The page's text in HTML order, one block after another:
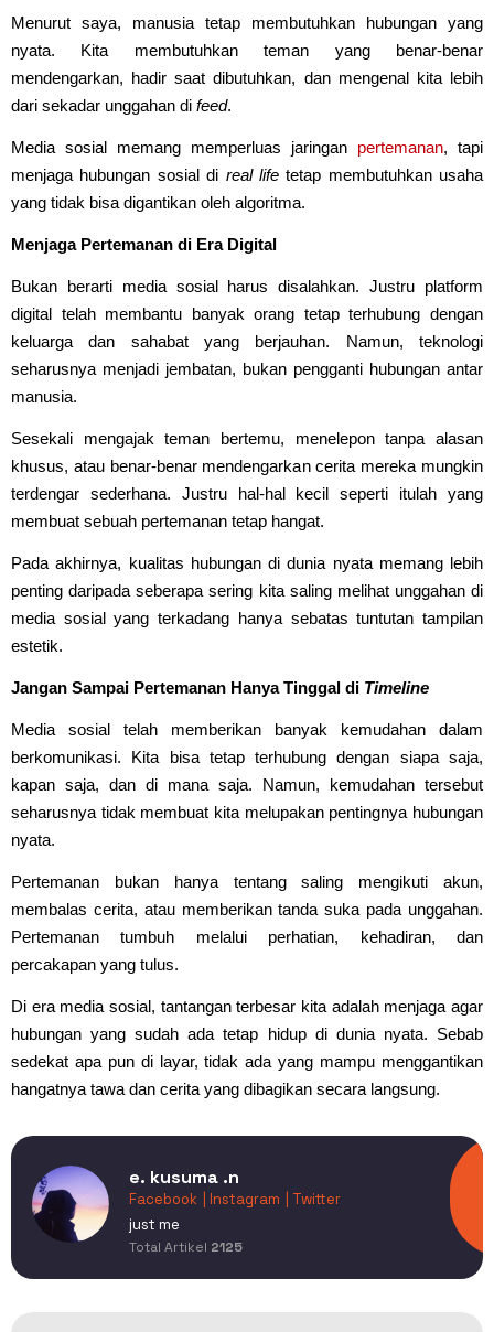
Menurut saya, manusia tetap membutuhkan hubungan yang
nyata. Kita membutuhkan teman yang benar-benar
mendengarkan, hadir saat dibutuhkan, dan mengenal kita lebih
dari sekadar unggahan di feed.
Media sosial memang memperluas jaringan pertemanan, tapi
menjaga hubungan sosial di real lifetetap membutuhkan usaha
yang tidak bisa digantikan oleh algoritma.
Menjaga Pertemanan di Era Digital
Bukan berarti media sosial harus disalahkan. Justru platform
digital telah membantu banyak orang tetap terhubung dengan
keluarga dan sahabat yang berjauhan. Namun, teknologi
seharusnya menjadi jembatan, bukan pengganti hubungan antar
manusia.
Sesekali mengajak teman bertemu, menelepon tanpa alasan
khusus, atau benar-benar mendengarkan cerita mereka mungkin
terdengar sederhana. Justru hal-hal kecil seperti itulah yang
membuat sebuah pertemanan tetap hangat.
Pada akhirnya, kualitas hubungan di dunia nyata memang lebih
penting daripada seberapa sering kita saling melihat unggahan di
media sosial yang terkadang hanya sebatas tuntutan tampilan
estetik.
Jangan Sampai Pertemanan Hanya Tinggal di Timeline
Media sosial telah memberikan banyak kemudahan dalam
berkomunikasi. Kita bisa tetap terhubung dengan siapa saja,
kapan saja, dan di mana saja. Namun, kemudahan tersebut
seharusnya tidak membuat kita melupakan pentingnya hubungan
nyata.
Pertemanan bukan hanya tentang saling mengikuti akun,
membalas cerita, atau memberikan tanda suka pada unggahan.
Pertemanan tumbuh melalui perhatian, kehadiran, dan
percakapan yang tulus.
Di era media sosial, tantangan terbesar kita adalah menjaga agar
hubungan yang sudah ada tetap hidup di dunia nyata. Sebab
sedekat apa pun di layar, tidak ada yang mampu menggantikan
hangatnya tawa dan cerita yang dibagikan secara langsung.
e. kusuma .n
Facebook | Instagram
| Twitter
just me
Total Artikel 2125